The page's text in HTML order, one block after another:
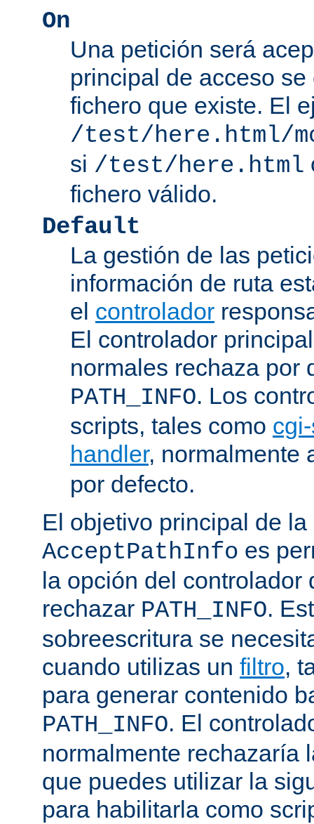
On
Una petición será
principal de acceso
fichero que existe. El
/test/here.html/
si /test/here.html
fichero válido.
Default
La gestión de las
información de ruta
el controlador
El controlador
normales rechaza por
PATH_INFO. Los
scripts, tales como
handler, normalmente
por defecto.
El objetivo principal de la
AcceptPathInfo es
la opción del controlador
rechazar PATH_INFO.
sobreescritura se
cuando utilizas un filtro,
para generar contenido
PATH_INFO. El
normalmente rechazaría
que puedes utilizar la
para habilitarla como